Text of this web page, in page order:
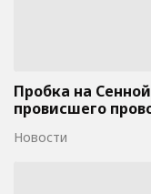
Пробка на
провисшего
Новости